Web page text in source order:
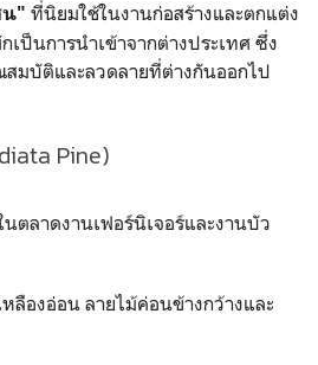
น" ที่นิยมใช้ในงานก่อสร้างและตกแต่ง
ป็นการนำเข้าจากต่างประเทศ ซึ่ง
มบัติและลวดลายที่ต่างกันออกไป
Pine)
ลาดงานเฟอร์นิเจอร์และงานบัว
หลืองอ่อน ลายไม้ค่อนข้างกว้างและ